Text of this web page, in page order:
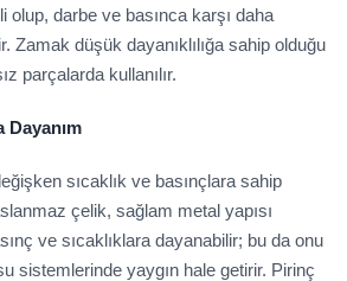
olup, darbe ve basınca karşı daha
Zamak düşük dayanıklılığa sahip olduğu
parçalarda kullanılır.
Dayanım
sıcaklık ve basınçlara sahip
çelik, sağlam metal yapısı
ve sıcaklıklara dayanabilir; bu da onu
sistemlerinde yaygın hale getirir. Pirinç